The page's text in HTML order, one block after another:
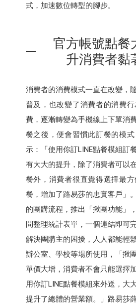
式，加速數位轉型的腳步。
官方帳號點餐
升消費者黏
消費者的消費模式一直在改變，
普及，也改變了消費者的消費
費，逐漸轉變為手機線上下單消
餐之後，便會習慣此訂餐的模
示：「使用你訂LINE點餐模組訂
有大大的提升，除了消費者可以
餐外，消費者很直覺得選擇最
餐，增加了路易莎的忠實客戶」
的團購流程，推出「揪團功能」
問整理統計表單，一個連結即可
解決團購主的困擾，人人都能輕
辦公室、學校等場所使用，「揪
單價大增，消費者不會只能選擇
用你訂LINE點餐模組來外送，大
提升了總體的營業額。」路易莎